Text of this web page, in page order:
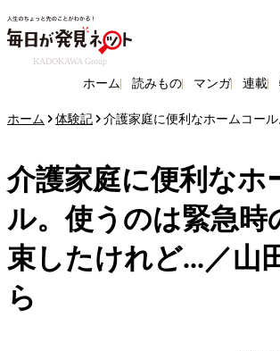
KADOKAWA Group
ホーム 読みもの マンガ 連載
ホーム 体験記 介護家庭に便利なホームコー
介護家庭に便利なホ
ル。使うのは緊急時
束したけれど...／山
ら